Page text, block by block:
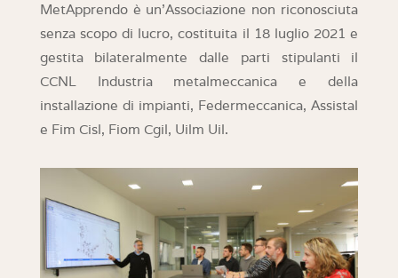
MetApprendo è un’Associazione non riconosciuta
senza scopo di lucro, costituita il 18 luglio 2021 e
gestita bilateralmente dalle parti stipulanti il
CCNL Industria metalmeccanica e della
installazione di impianti, Federmeccanica, Assistal
e Fim Cisl, Fiom Cgil, Uilm Uil.